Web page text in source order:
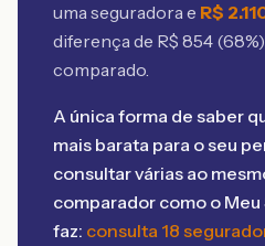
uma seguradora e R$
diferença de R$ 854 (68
comparado.
A única forma de saber
mais barata para o seu
consultar várias ao
comparador como o
faz: consulta 18